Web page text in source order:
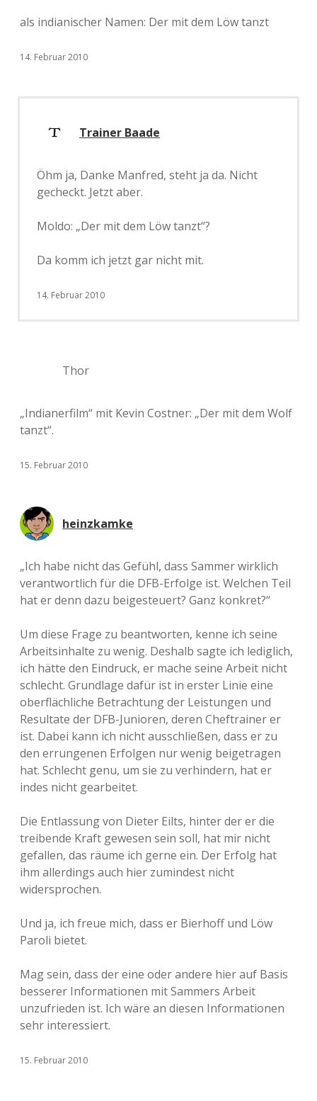
als indianischer Namen: Der mit dem Löw tanzt
14. Februar 2010
Trainer Baade
Öhm ja, Danke Manfred, steht ja da. Nicht
gecheckt. Jetzt aber.
Moldo: „Der mit dem Löw tanzt“?
Da komm ich jetzt gar nicht mit.
14. Februar 2010
Thor
„Indianerfilm“ mit Kevin Costner: „Der mit dem Wolf
tanzt“.
15. Februar 2010
heinzkamke
„Ich habe nicht das Gefühl, dass Sammer wirklich
verantwortlich für die DFB-Erfolge ist. Welchen Teil
hat er denn dazu beigesteuert? Ganz konkret?“
Um diese Frage zu beantworten, kenne ich seine
Arbeitsinhalte zu wenig. Deshalb sagte ich lediglich,
ich hätte den Eindruck, er mache seine Arbeit nicht
schlecht. Grundlage dafür ist in erster Linie eine
oberflächliche Betrachtung der Leistungen und
Resultate der DFB-Junioren, deren Cheftrainer er
ist. Dabei kann ich nicht ausschließen, dass er zu
den errungenen Erfolgen nur wenig beigetragen
hat. Schlecht genu, um sie zu verhindern, hat er
indes nicht gearbeitet.
Die Entlassung von Dieter Eilts, hinter der er die
treibende Kraft gewesen sein soll, hat mir nicht
gefallen, das räume ich gerne ein. Der Erfolg hat
ihm allerdings auch hier zumindest nicht
widersprochen.
Und ja, ich freue mich, dass er Bierhoff und Löw
Paroli bietet.
Mag sein, dass der eine oder andere hier auf Basis
besserer Informationen mit Sammers Arbeit
unzufrieden ist. Ich wäre an diesen Informationen
sehr interessiert.
15. Februar 2010